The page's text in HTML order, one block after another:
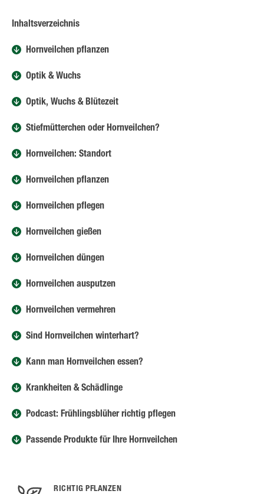
Inhaltsverzeichnis
Hornveilchen pflanzen
Optik & Wuchs
Optik, Wuchs & Blütezeit
Stiefmütterchen oder Hornveilchen?
Hornveilchen: Standort
Hornveilchen pflanzen
Hornveilchen pflegen
Hornveilchen gießen
Hornveilchen düngen
Hornveilchen ausputzen
Hornveilchen vermehren
Sind Hornveilchen winterhart?
Kann man Hornveilchen essen?
Krankheiten & Schädlinge
Podcast: Frühlingsblüher richtig pflegen
Passende Produkte für Ihre Hornveilchen
RICHTIG PFLANZEN